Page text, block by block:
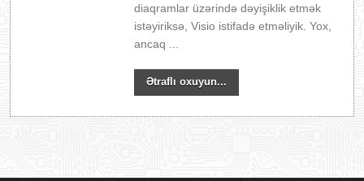
diaqramlar üzərində dəyişiklik etmək
istəyiriksə, Visio istifadə etməliyik. Yox,
ancaq ...
Ətraflı oxuyun...